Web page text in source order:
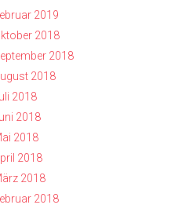
2019
2018
2018
2018
2018
2018
2018
2018
2018
2018